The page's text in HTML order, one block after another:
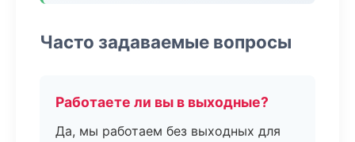
Часто задаваемые вопросы
Работаете ли вы в выходные?
Да, мы работаем без выходных для